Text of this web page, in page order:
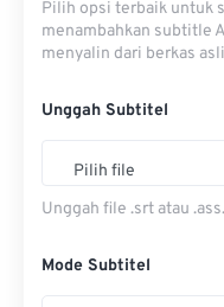
Pilih opsi terbaik untuk
menambahkan subtitle
menyalin dari berkas
Unggah Subtitel
Pilih file
Unggah file .srt atau .ass.
Mode Subtitel